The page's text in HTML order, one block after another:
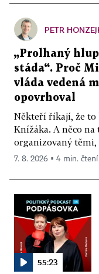
PETR
„Prolhaný
stáda“. Proč
vláda vedená
opovrhoval
Někteří říkají, že to
Knížáka. A něco
organizovaný
7. 8. 2026 ▪ 4 min. čtení
55:23